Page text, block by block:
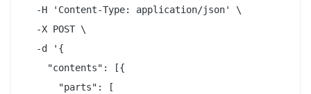
  -H 'Content-Type: application/json' \
  -X POST \
  -d '{
    "contents": [{
      "parts": [